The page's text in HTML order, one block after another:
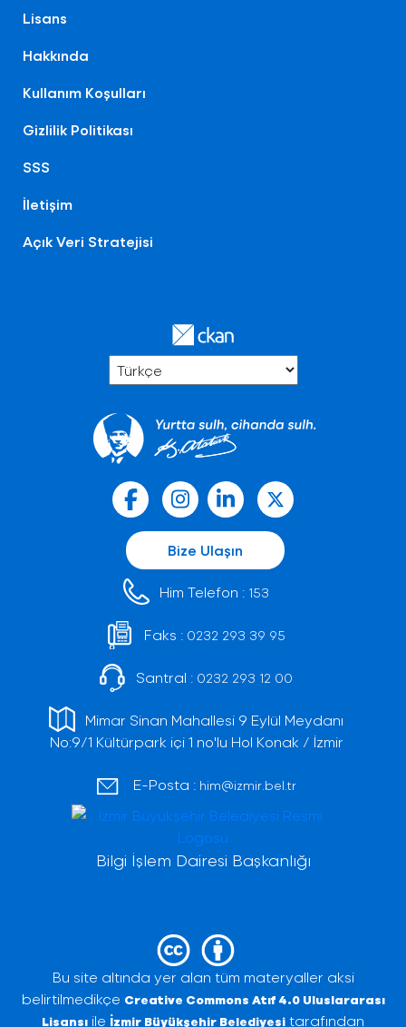
Lisans
Hakkında
Kullanım Koşulları
Gizlilik Politikası
SSS
İletişim
Açık Veri Stratejisi
Bize Ulaşın
Him Telefon : 153
Faks : 0232 293 39 95
Santral : 0232 293 12 00
Mimar Sinan Mahallesi 9 Eylül Meydanı
No:9/1 Kültürpark içi 1 no'lu Hol Konak / İzmir
E-Posta : him@izmir.bel.tr
Bilgi İşlem Dairesi Başkanlığı
Bu site altında yer alan tüm materyaller aksi
belirtilmedikçe Creative Commons Atıf 4.0 Uluslararası
Lisansı ile İzmir Büyükşehir Belediyesi tarafından